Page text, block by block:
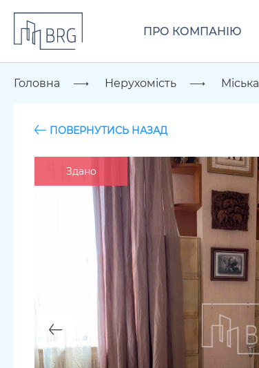
ПРО КОМПАНІЮ
Головна Нерухомість Міська
ПОВЕРНУТИСЬ НАЗАД
Здано